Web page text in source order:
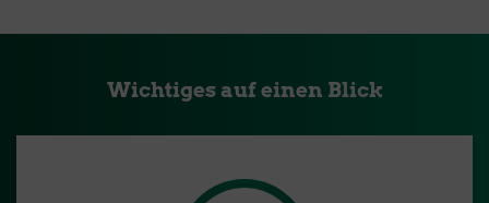
Wichtiges auf einen Blick